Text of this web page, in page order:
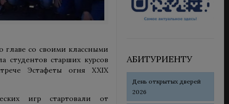
главе со своими классными
студентов старших курсов
Эстафеты огня XXIX
игр стартовали от
АБИТУРИЕНТУ
День открытых дверей
2026